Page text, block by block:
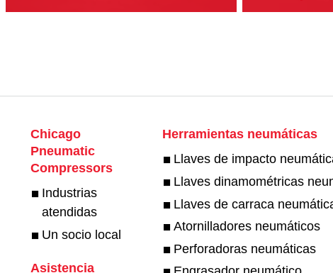
Chicago
Pneumatic
Compressors
Industrias
atendidas
Un socio local
Asistencia
Herramientas neumáticas
Llaves de impacto
Llaves dinamométricas
Llaves de carraca
Atornilladores neumáticos
Perforadoras neumáticas